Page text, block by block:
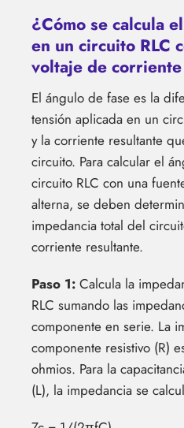
¿Cómo se calcula
en un circuito RLC
voltaje de
El ángulo de fase es la
tensión aplicada en un
y la corriente resultante
circuito. Para calcular el
circuito RLC con una
alterna, se deben
impedancia total del
corriente resultante.
Paso 1: Calcula la
RLC sumando las
componente en serie. La
componente resistivo (R)
ohmios. Para la
(L), la impedancia se